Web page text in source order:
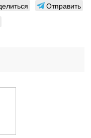
Отправить